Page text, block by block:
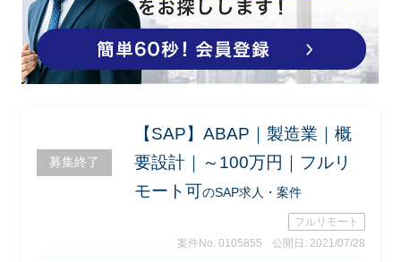
募集終了
【SAP】ABAP｜製造業｜概
要設計｜～100万円｜フルリ
モート可のSAP求人・案件
フルリモート
案件No. 0105855
公開日: 2021/07/28